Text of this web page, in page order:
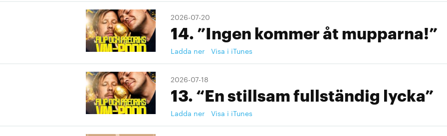
2026-07-20
14. ”Ingen kommer åt mupparna!”
Ladda ner Visa i iTunes
2026-07-18
13. “En stillsam fullständig lycka”
Ladda ner Visa i iTunes